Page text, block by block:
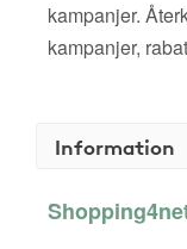
kampanjer.
kampanjer,
Information